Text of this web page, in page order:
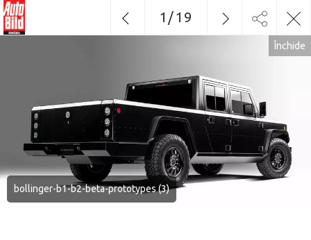
bollinger-b1-b2-beta-prototypes (3)
Închide
1 /19